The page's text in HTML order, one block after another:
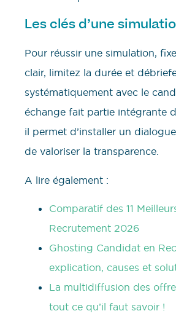
Les clés d’une
Pour réussir une simulation,
clair, limitez la durée et
systématiquement avec le
échange fait partie intégrante
il permet d’installer un
de valoriser la transparence.
A lire également :
Comparatif des 11
Recrutement 2026
Ghosting Candidat en
explication, causes et
La multidiffusion des
tout ce qu’il faut savoir !